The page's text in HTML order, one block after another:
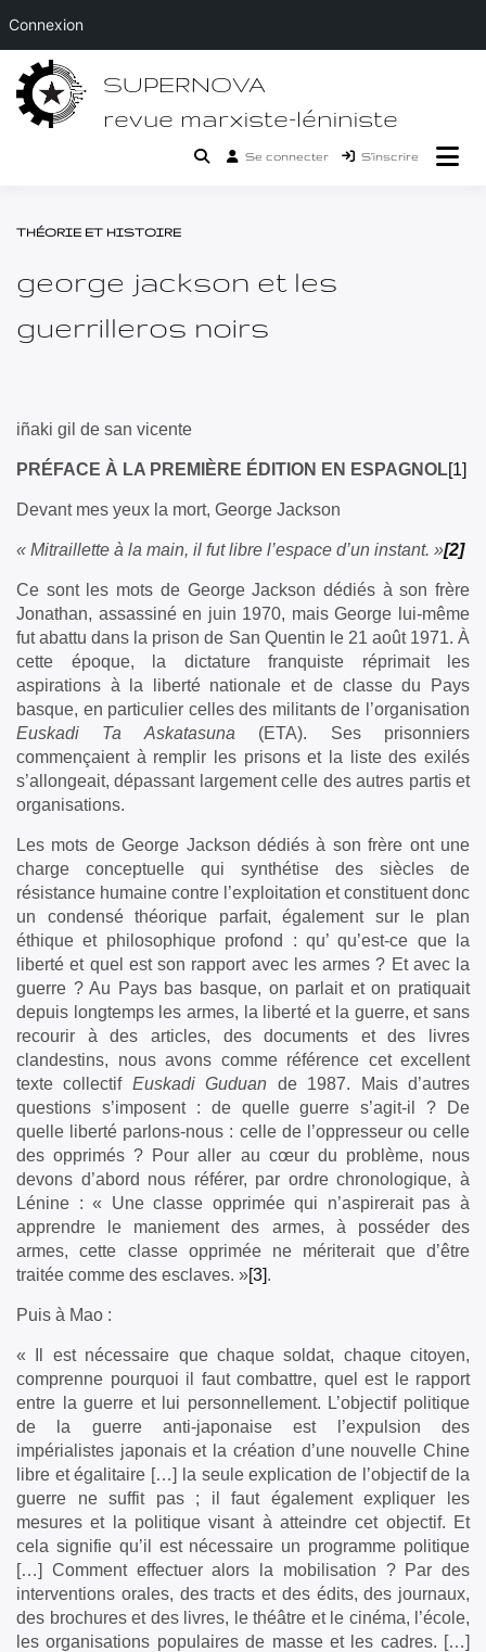
Passer
contenu
SUPERNOVA
revue marxiste-léniniste
Se connecter S’inscrire
THÉORIE ET HISTOIRE
george jackson et les
guerrilleros noirs
iñaki gil de san vicente
PRÉFACE À LA PREMIÈRE ÉDITION EN ESPAGNOL[1]
Devant mes yeux la mort, George Jackson
« Mitraillette à la main, il fut libre l’espace d’un instant. »[2]
Ce sont les mots de George Jackson dédiés à son frère
Jonathan, assassiné en juin 1970, mais George lui-même
fut abattu dans la prison de San Quentin le 21 août 1971. À
cette époque, la dictature franquiste réprimait les
aspirations à la liberté nationale et de classe du Pays
basque, en particulier celles des militants de l’organisation
Euskadi Ta Askatasuna (ETA). Ses prisonniers
commençaient à remplir les prisons et la liste des exilés
s’allongeait, dépassant largement celle des autres partis et
organisations.
Les mots de George Jackson dédiés à son frère ont une
charge conceptuelle qui synthétise des siècles de
résistance humaine contre l’exploitation et constituent donc
un condensé théorique parfait, également sur le plan
éthique et philosophique profond : qu’ qu’est-ce que la
liberté et quel est son rapport avec les armes ? Et avec la
guerre ? Au Pays bas basque, on parlait et on pratiquait
depuis longtemps les armes, la liberté et la guerre, et sans
recourir à des articles, des documents et des livres
clandestins, nous avons comme référence cet excellent
texte collectif Euskadi Guduan de 1987. Mais d’autres
questions s’imposent : de quelle guerre s’agit-il ? De
quelle liberté parlons-nous : celle de l’oppresseur ou celle
des opprimés ? Pour aller au cœur du problème, nous
devons d’abord nous référer, par ordre chronologique, à
Lénine : « Une classe opprimée qui n’aspirerait pas à
apprendre le maniement des armes, à posséder des
armes, cette classe opprimée ne mériterait que d’être
traitée comme des esclaves. »[3].
Puis à Mao :
« Il est nécessaire que chaque soldat, chaque citoyen,
comprenne pourquoi il faut combattre, quel est le rapport
entre la guerre et lui personnellement. L’objectif politique
de la guerre anti-japonaise est l’expulsion des
impérialistes japonais et la création d’une nouvelle Chine
libre et égalitaire […] la seule explication de l’objectif de la
guerre ne suffit pas ; il faut également expliquer les
mesures et la politique visant à atteindre cet objectif. Et
cela signifie qu’il est nécessaire un programme politique
[…] Comment effectuer alors la mobilisation ? Par des
interventions orales, des tracts et des édits, des journaux,
des brochures et des livres, le théâtre et le cinéma, l’école,
les organisations populaires de masse et les cadres. […]
Connexion